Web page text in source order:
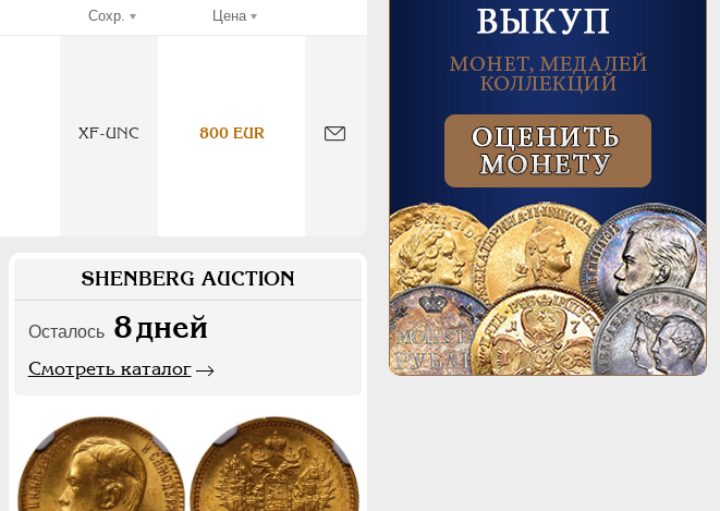
Сохр. Цена
XF-UNC 800 EUR
SHENBERG AUCTION
Осталось 8дней
Смотреть каталог